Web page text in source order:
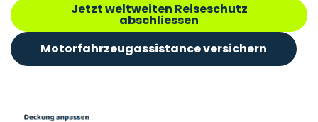
Jetzt weltweiten Reiseschutz
abschliessen
Motorfahrzeugassistance versichern